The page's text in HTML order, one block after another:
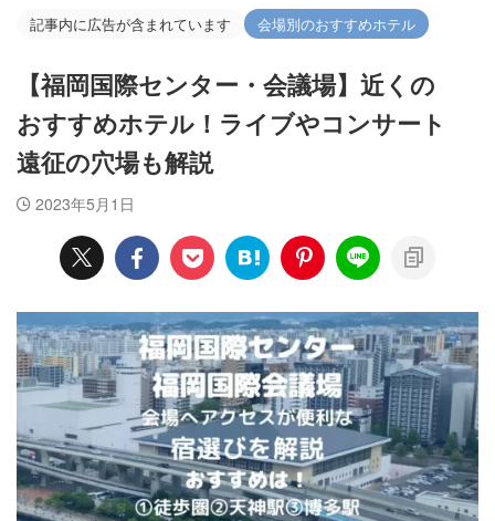
記事内に広告が含まれています
会場別のおすすめホテル
【福岡国際センター・会議場】近くの
おすすめホテル！ライブやコンサート
遠征の穴場も解説
2023年5月1日